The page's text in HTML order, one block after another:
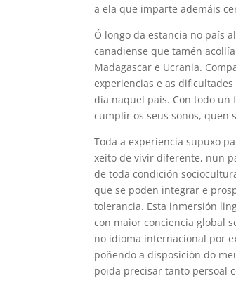
a ela que imparte ademáis
Ó longo da estancia no país
canadiense que tamén
Madagascar e Ucrania.
experiencias e as
día naquel país. Con todo
cumplir os seus sonos, quen
Toda a experiencia supuxo
xeito de vivir diferente, nun
de toda condición
que se poden integrar e
tolerancia. Esta inmersión
con maior conciencia global
no idioma internacional por
poñendo a disposición do
poida precisar tanto persoal